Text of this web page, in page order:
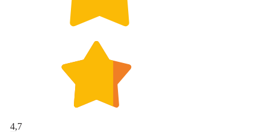
4,7